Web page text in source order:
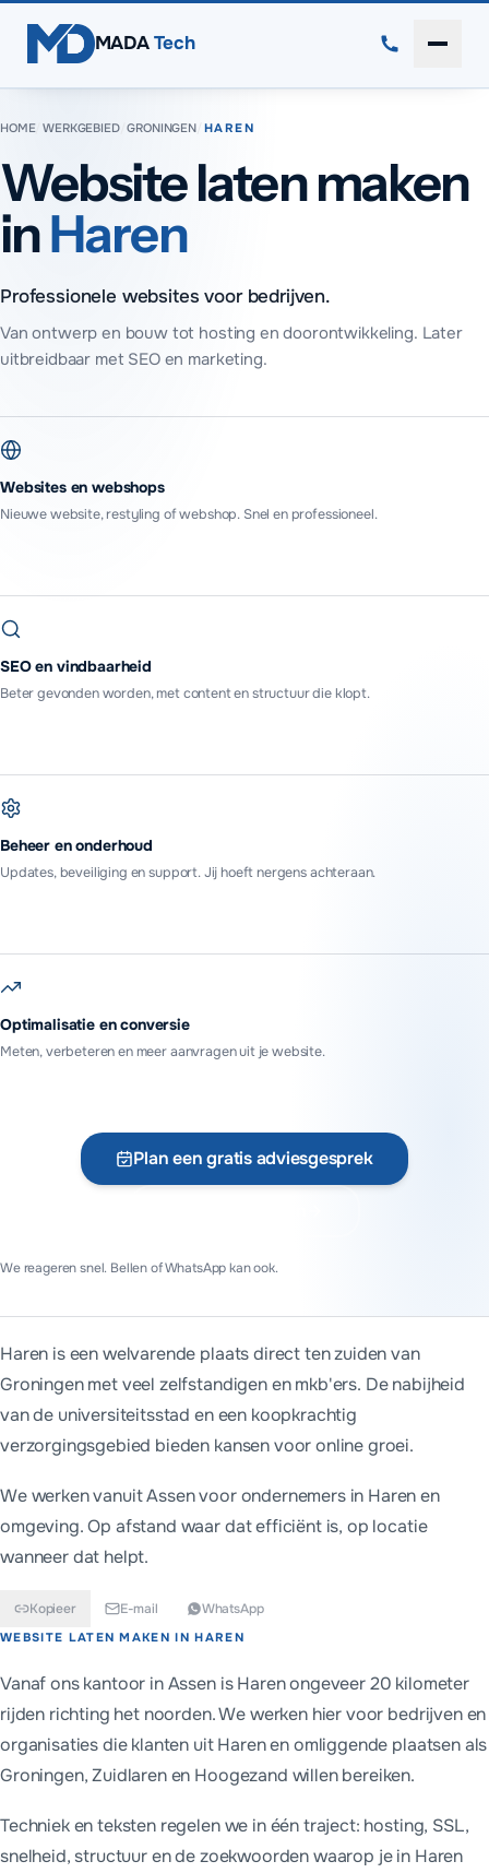
MADA Tech
HOME/WERKGEBIED/GRONINGEN HAREN
Website laten maken
inHaren
Professionele websites voor bedrijven.
Van ontwerp en bouw tot hosting en doorontwikkeling. Later
uitbreidbaar met SEO en marketing.
Websites en webshops
Nieuwe website, restyling of webshop. Snel en professioneel.
SEO en vindbaarheid
Beter gevonden worden, met content en structuur die klopt.
Beheer en onderhoud
Updates, beveiliging en support. Jij hoeft nergens achteraan.
Optimalisatie en conversie
Meten, verbeteren en meer aanvragen uit je website.
Plan een gratis adviesgesprek
We reageren snel. Bellen of WhatsApp kan ook.
Haren is een welvarende plaats direct ten zuiden van
Groningen met veel zelfstandigen en mkb'ers. De nabijheid
van de universiteitsstad en een koopkrachtig
verzorgingsgebied bieden kansen voor online groei.
We werken vanuit Assen voor ondernemers in Harenen
omgeving. Op afstand waar dat efficiënt is, op locatie
wanneer dat helpt.
Kopieer E-mail WhatsApp
Kort antwoord
WEBSITE LATEN MAKEN INHAREN
Vanaf ons kantoor in Assen is Haren ongeveer 20 kilometer
rijden richting het noorden. We werken hier voor bedrijven en
organisaties die klanten uit Haren en omliggende plaatsen als
Groningen, Zuidlaren en Hoogezand willen bereiken.
Techniek en teksten regelen we in één traject: hosting, SSL,
snelheid, structuur en de zoekwoorden waarop je in Haren